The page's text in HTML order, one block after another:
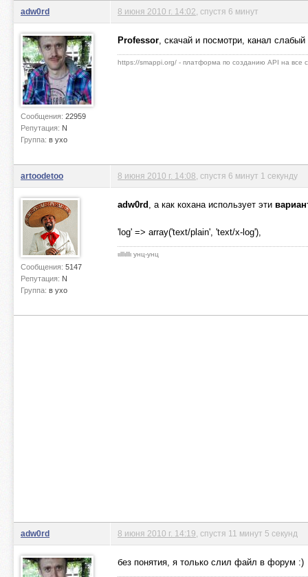
adw0rd
Сообщения: 22959
Репутация: N
Группа: в ухо
8 июня 2010 г. 14:02 , спустя 6 минут
Professor, скачай и посмотри, канал
https://smappi.org/ - платформа по созданию API на все
artoodetoo
Сообщения: 5147
Репутация: N
Группа: в ухо
8 июня 2010 г. 14:08 , спустя 6 минут 1 секунду
adw0rd , а как кохана использует эти
'log' => array('text/plain', 'text/x-log'),
ιιlllιlllι унц-унц
adw0rd 8 июня 2010 г. 14:19 , спустя 11 минут 5 секунд
без понятия, я только слил файл в форум :)